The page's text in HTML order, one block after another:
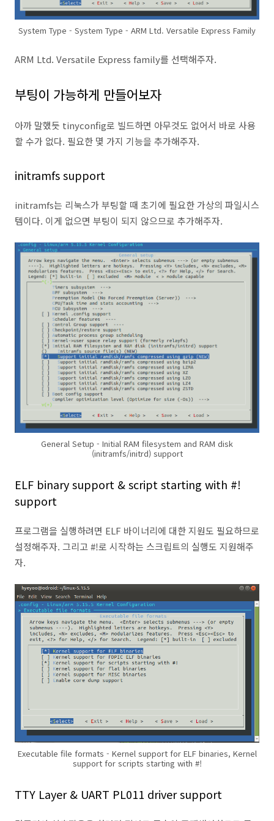
System Type - System Type - ARM Ltd. Versatile Express Family
ARM Ltd. Versatile Express family를 선택해주자.
부팅이 가능하게 만들어보자
아까 말했듯 tinyconfig로 빌드하면 아무것도 없어서 바로 사용
할 수가 없다. 필요한 몇 가지 기능을 추가해주자.
initramfs support
initramfs는 리눅스가 부팅할 때 초기에 필요한 가상의 파일시스
템이다. 이게 없으면 부팅이 되지 않으므로 추가해주자.
General Setup - Initial RAM filesystem and RAM disk
(initramfs/initrd) support
ELF binary support & script starting with #!
support
프로그램을 실행하려면 ELF 바이너리에 대한 지원도 필요하므로
설정해주자. 그리고 #!로 시작하는 스크립트의 실행도 지원해주
자.
Executable file formats - Kernel support for ELF binaries, Kernel
support for scripts starting with #!
TTY Layer & UART PL011 driver support